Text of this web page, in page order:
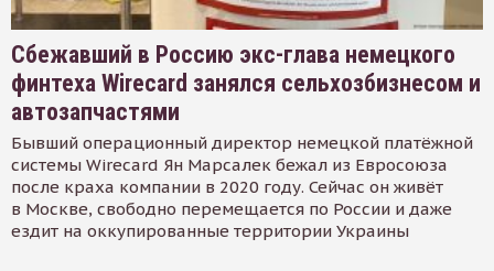
Сбежавший в Россию экс-глава немецкого
финтеха Wirecard занялся сельхозбизнесом и
автозапчастями
Бывший операционный директор немецкой платёжной
системы Wirecard Ян Марсалек бежал из Евросоюза
после краха компании в 2020 году. Сейчас он живёт
в Москве, свободно перемещается по России и даже
ездит на оккупированные территории Украины